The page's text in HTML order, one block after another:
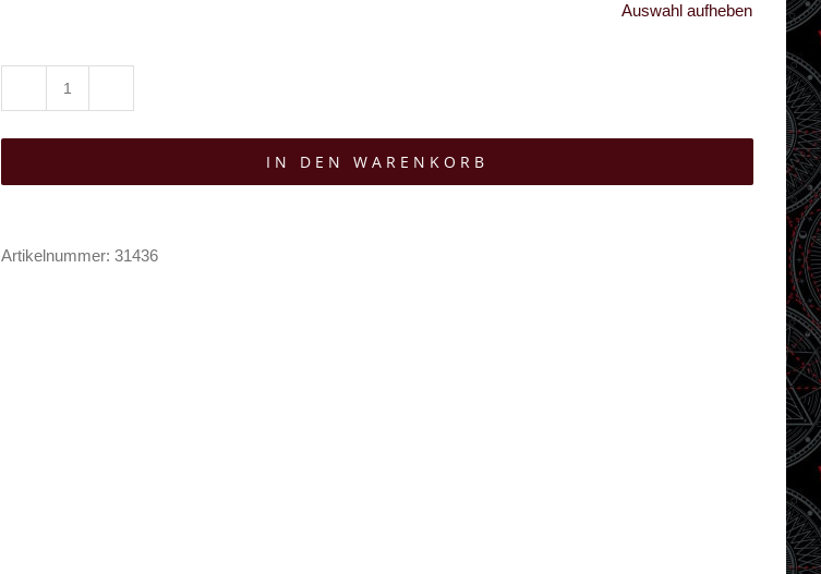
Auswahl aufheben
Attic
Menge
IN DEN WARENKORB
Artikelnummer: 31436